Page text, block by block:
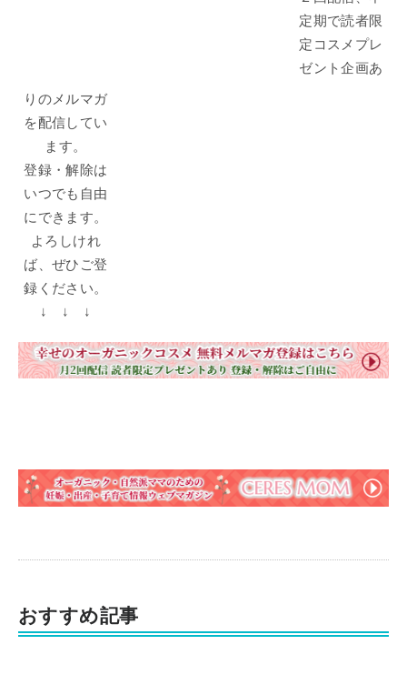
定期で読者限
定コスメプレ
ゼント企画あ
りのメルマガ
を配信してい
ます。
登録・解除は
いつでも自由
にできます。
よろしけれ
ば、ぜひご登
録ください。
↓ ↓ ↓
おすすめ記事